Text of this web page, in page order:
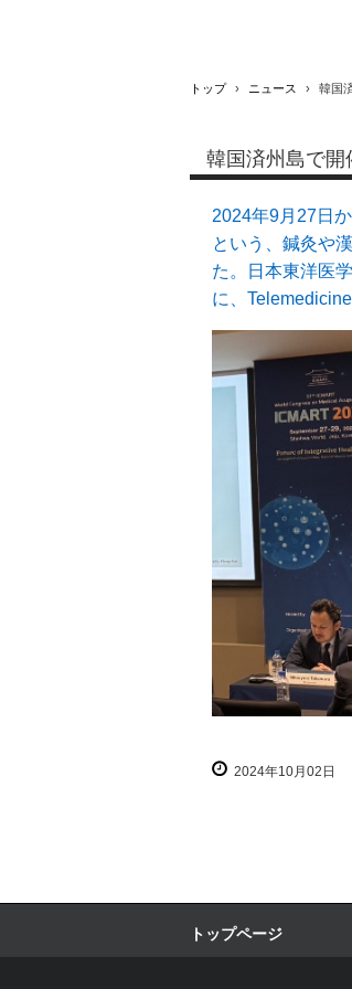
トップ › ニュース › 韓国
韓国済州島で開
2024年9月27日
という、鍼灸や
た。日本東洋医
に、
2024年10月02日
トップページ